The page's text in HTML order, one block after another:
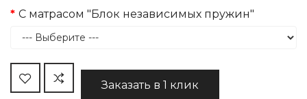
С матрасом "Блок независимых пружин"
Заказать в 1 клик